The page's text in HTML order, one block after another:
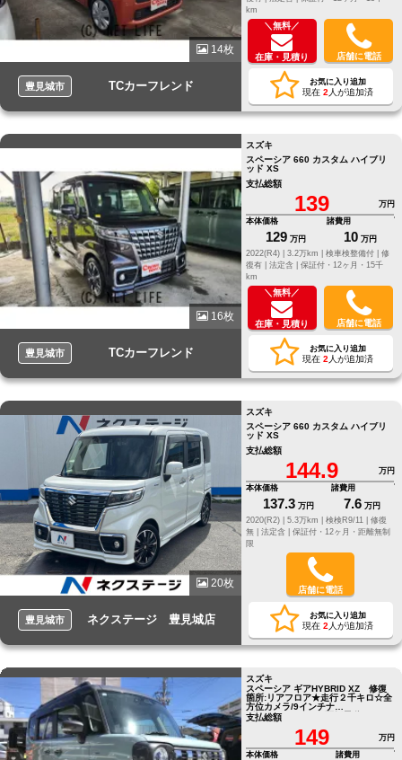
14枚
豊見城市 TCカーフレンド
km
＼無料／
在庫・見積り 店舗に電話
お気に入り追加
現在 2 人が追加済
16枚
豊見城市 TCカーフレンド
スズキ
スペーシア 660 カスタム ハイブリ
ッド XS
支払総額
139
万円
本体価格
129 万円
諸費用
10 万円
2022(R4) |
3.2万km | 検車検整備付 | 修
復有 | 法定含 | 保証付・12ヶ月・15千
km
＼無料／
在庫・見積り 店舗に電話
お気に入り追加
現在 2 人が追加済
20枚
豊見城市 ネクステージ 豊見城店
スズキ
スペーシア 660 カスタム ハイブリ
ッド XS
支払総額
144.9
万円
本体価格
137.3 万円
諸費用
7.6 万円
2020(R2) |
5.3万km | 検検R9/11 | 修復
無 | 法定含 | 保証付・12ヶ月・距離無制
限
店舗に電話
お気に入り追加
現在 2 人が追加済
スズキ
スペーシア ギアHYBRID XZ 修復
箇所:リアフロア★走行２千キロ☆全
方位カメラ/9インチナ
ビ/TV/Bluetooth可/両側電動スラド
ア/Fドラレコ/ETC/スマー ☆全方位
モニター☆９インチナビ☆リアサー
キュレター☆セーフティサポート☆
スズキコネクト☆両側電動ドア
支払総額
149
万円
本体価格
諸費用